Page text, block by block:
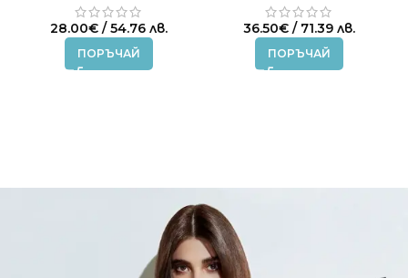
250мл.
28.00€ / 54.76 лв.
ПОРЪЧАЙ
36.50€ / 71.39 лв.
ПОРЪЧАЙ